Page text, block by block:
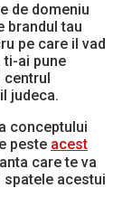
de domeniu
brandul tau
pe care il vad
ti-ai pune
judeca.
conceptului
peste acest
care te va
spatele acestui